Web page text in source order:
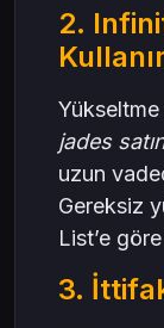
2.
jades
uzun
Gereksiz
List’e
3.